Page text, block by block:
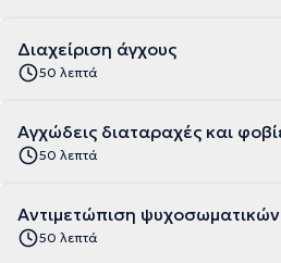
Διαχείριση άγχους
50 λεπτά
Αγχώδεις διαταραχές και
50 λεπτά
Αντιμετώπιση
50 λεπτά